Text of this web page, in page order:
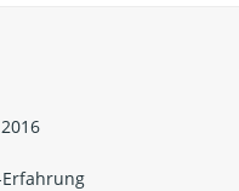
Erfahrung